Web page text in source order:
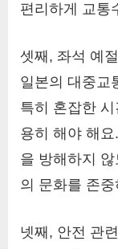
편리하게 교통
셋째, 좌석 예
일본의 대중교
특히 혼잡한
용히 해야 해
을 방해하지
의 문화를 존
넷째, 안전 관